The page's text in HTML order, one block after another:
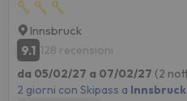
Innsbruck
9.1 128 recensioni
da 05/02/27 a 07/02/27 (2
2 giorni con Skipass a Innsbruck